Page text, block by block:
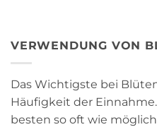
VERWENDUNG VON
Das Wichtigste bei
Häufigkeit der
besten so oft wie